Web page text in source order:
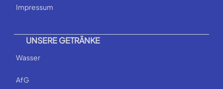
Impressum
UNSERE GETRÄNKE
Wasser
AfG